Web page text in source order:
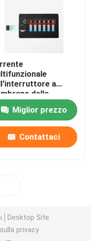
a
della
per uso medico
Miglior prezzo
Contattaci
Desktop Site
privacy